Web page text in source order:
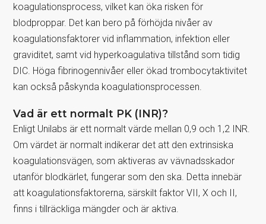
koagulationsprocess, vilket kan öka risken för
blodproppar. Det kan bero på förhöjda nivåer av
koagulationsfaktorer vid inflammation, infektion eller
graviditet, samt vid hyperkoagulativa tillstånd som tidig
DIC. Höga fibrinogennivåer eller ökad trombocytaktivitet
kan också påskynda koagulationsprocessen.
Vad är ett normalt PK (INR)?
Enligt Unilabs är ett normalt värde mellan 0,9 och 1,2 INR.
Om värdet är normalt indikerar det att den extrinsiska
koagulationsvägen, som aktiveras av vävnadsskador
utanför blodkärlet, fungerar som den ska. Detta innebär
att koagulationsfaktorerna, särskilt faktor VII, X och II,
finns i tillräckliga mängder och är aktiva.